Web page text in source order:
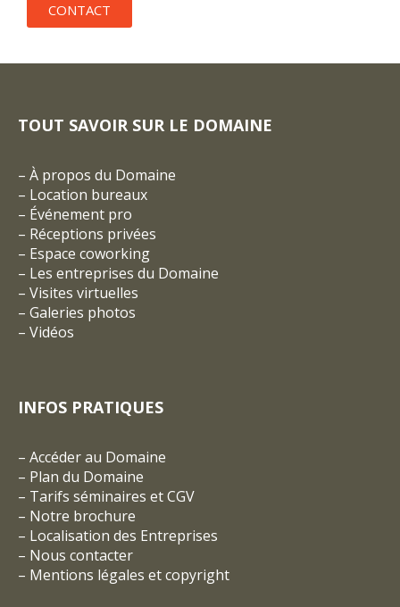
CONTACT
TOUT SAVOIR SUR LE DOMAINE
– À propos du Domaine
– Location bureaux
– Événement pro
– Réceptions privées
– Espace coworking
– Les entreprises du Domaine
– Visites virtuelles
– Galeries photos
– Vidéos
INFOS PRATIQUES
– Accéder au Domaine
– Plan du Domaine
– Tarifs séminaires et CGV
– Notre brochure
– Localisation des Entreprises
– Nous contacter
– Mentions légales et copyright